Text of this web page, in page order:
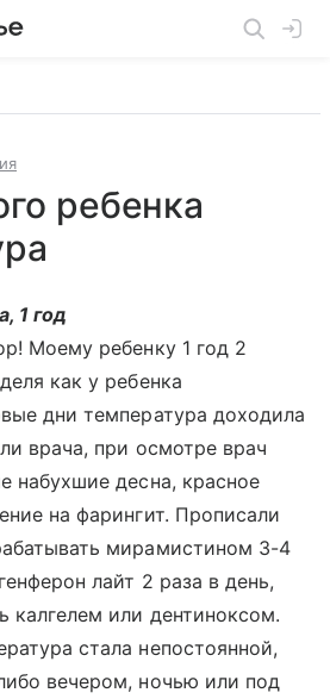
ребенка
1 год
Моему ребенку 1 год 2
как у ребенка
дни температура доходила
врача, при осмотре врач
набухшие десна, красное
на фарингит. Прописали
мирамистином 3-4
лайт 2 раза в день,
калгелем или дентиноксом.
стала непостоянной,
вечером, ночью или под